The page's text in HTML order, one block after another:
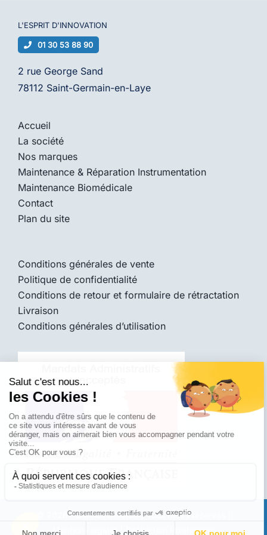
L'ESPRIT D'INNOVATION
01 30 53 88 90
2 rue George Sand
78112 Saint-Germain-en-Laye
Accueil
La société
Nos marques
Maintenance & Réparation Instrumentation
Maintenance Biomédicale
Contact
Plan du site
Conditions générales de vente
Politique de confidentialité
Conditions de retour et formulaire de rétractation
Livraison
Conditions générales d’utilisation
© 2026 -Diadice Médical|Tous droits réservés |
Mentions légales|Réalisation Pixelsquare